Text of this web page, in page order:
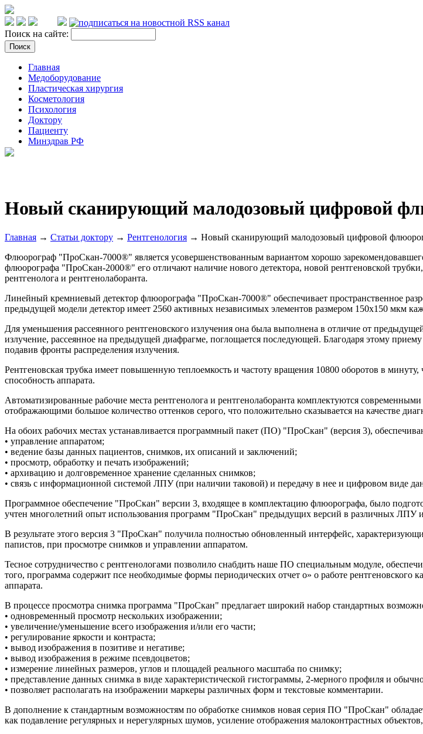
Поиск на сайте:
Главная
Медоборудование
Пластическая хирургия
Косметология
Психология
Доктору
Пациенту
Минздрав РФ
Новый сканирующий малодозовый цифровой
Главная → Статьи доктору → Рентгенология → Новый сканирующий малодозовый цифровой
Флюорограф "ПроСкан-7000®" является усовершенствованным вариантом хорошо
флюорографа "ПроСкан-2000®" его отличают наличие нового детектора, новой рентгеновской
рентгенолога и рентгенолаборанта.
Линейный кремниевый детектор флюорографа "ПроСкан-7000®" обеспечивает пространственное
предыдущей модели детектор имеет 2560 активных независимых элементов размером 150х150 мкм
Для уменьшения рассеянного рентгеновского излучения она была выполнена в отличие от
излучение, рассеянное на предыдущей диафрагме, поглощается последующей. Благодаря этому
подавив фронты распределения излучения.
Рентгеновская трубка имеет повышенную теплоемкость и частоту вращения 10800 оборотов в
способность аппарата.
Автоматизированные рабочие места рентгенолога и рентгенолаборанта комплектуются
отображающими большое количество оттенков серого, что положительно сказывается на качестве
На обоих рабочих местах устанавливается программный пакет (ПО) "ПроСкан" (версия 3),
• управление аппаратом;
• ведение базы данных пациентов, снимков, их описаний и заключений;
• просмотр, обработку и печать изображений;
• архивацию и долговременное хранение сделанных снимков;
• связь с информационной системой ЛПУ (при наличии таковой) и передачу в нее и цифровом виде
Программное обеспечение "ПроСкан" версии 3, входящее в комплектацию флюорографа, было
учтен многолетний опыт использования программ "ПроСкан" предыдущих версий в различных ЛПУ
В результате этого версия 3 "ПроСкан" получила полностью обновленный интерфейс,
папистов, при просмотре снимков и управлении аппаратом.
Тесное сотрудничество с рентгенологами позволило снабдить наше ПО специальным модуле,
того, программа содержит псе необходимые формы периодических отчет о» о работе
аппарата.
В процессе просмотра снимка программа "ПроСкан" предлагает широкий набор стандартных
• одновременный просмотр нескольких изображении;
• увеличение/уменьшение всего изображения и/или его части;
• регулирование яркости и контраста;
• вывод изображения в позитиве и негативе;
• вывод изображения в режиме псевдоцветов;
• измерение линейных размеров, углов и площадей реального масштаба по снимку;
• представление данных снимка в виде характеристической гистограммы, 2-мерного профиля и
• позволяет располагать на изображении маркеры различных форм и текстовые комментарии.
В дополнение к стандартным возможностям по обработке снимков новая серия ПО "ПроСкан"
как подавление регулярных и нерегулярных шумов, усиление отображения малоконтрастных